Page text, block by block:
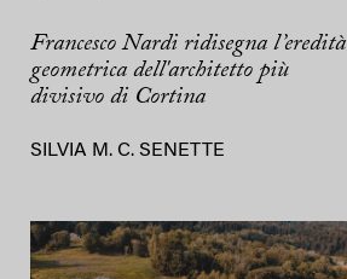
Francesco Nardi ridisegna l’eredità
geometrica dell'architetto più
divisivo di Cortina
SILVIA M. C. SENETTE